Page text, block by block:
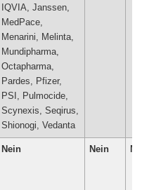
IQVIA, Janssen,
MedPace,
Menarini, Melinta,
Mundipharma,
Octapharma,
Pardes, Pfizer,
PSI, Pulmocide,
Scynexis, Seqirus,
Shionogi, Vedanta
Nein Nein